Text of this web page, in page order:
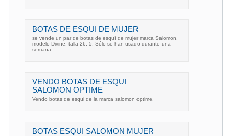
BOTAS DE ESQUI DE MUJER
se vende un par de botas de esquí de mujer marca Salomon,
modelo Divine, talla 26. 5. Sólo se han usado durante una
semana.
VENDO BOTAS DE ESQUI
SALOMON OPTIME
Vendo botas de esqui de la marca salomon optime.
BOTAS ESQUI SALOMON MUJER